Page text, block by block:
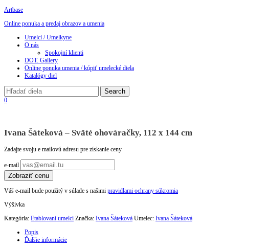
Artbase
Online ponuka a predaj obrazov a umenia
Toggle
navigation
Umelci / Umelkyne
O nás
Spokojní klienti
DOT. Gallery
Online ponuka umenia / kúpiť umelecké diela
Katalógy diel
0
Ivana Šáteková – Sväté ohováračky, 112 x 144 cm
Zadajte svoju e mailovú adresu pre získanie ceny
e-mail
Zobraziť cenu
Váš e-mail bude použitý v súlade s našimi pravidlami ochrany súkromia
Výšivka
Kategória: Etablovaní umelci Značka: Ivana Šáteková Umelec: Ivana Šáteková
Popis
Ďalšie informácie